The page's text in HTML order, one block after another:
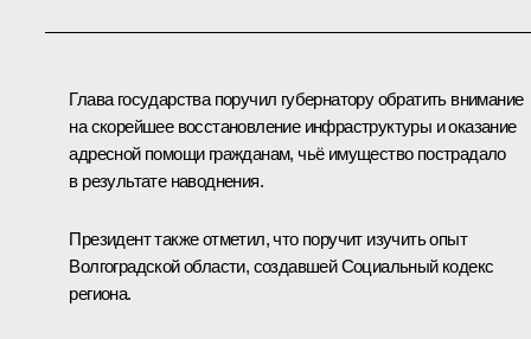
Глава государства поручил губернатору обратить внимание
на скорейшее восстановление инфраструктуры и оказание
адресной помощи гражданам, чьё имущество пострадало
в результате наводнения.
Президент также отметил, что поручит изучить опыт
Волгоградской области, создавшей Социальный кодекс
региона.